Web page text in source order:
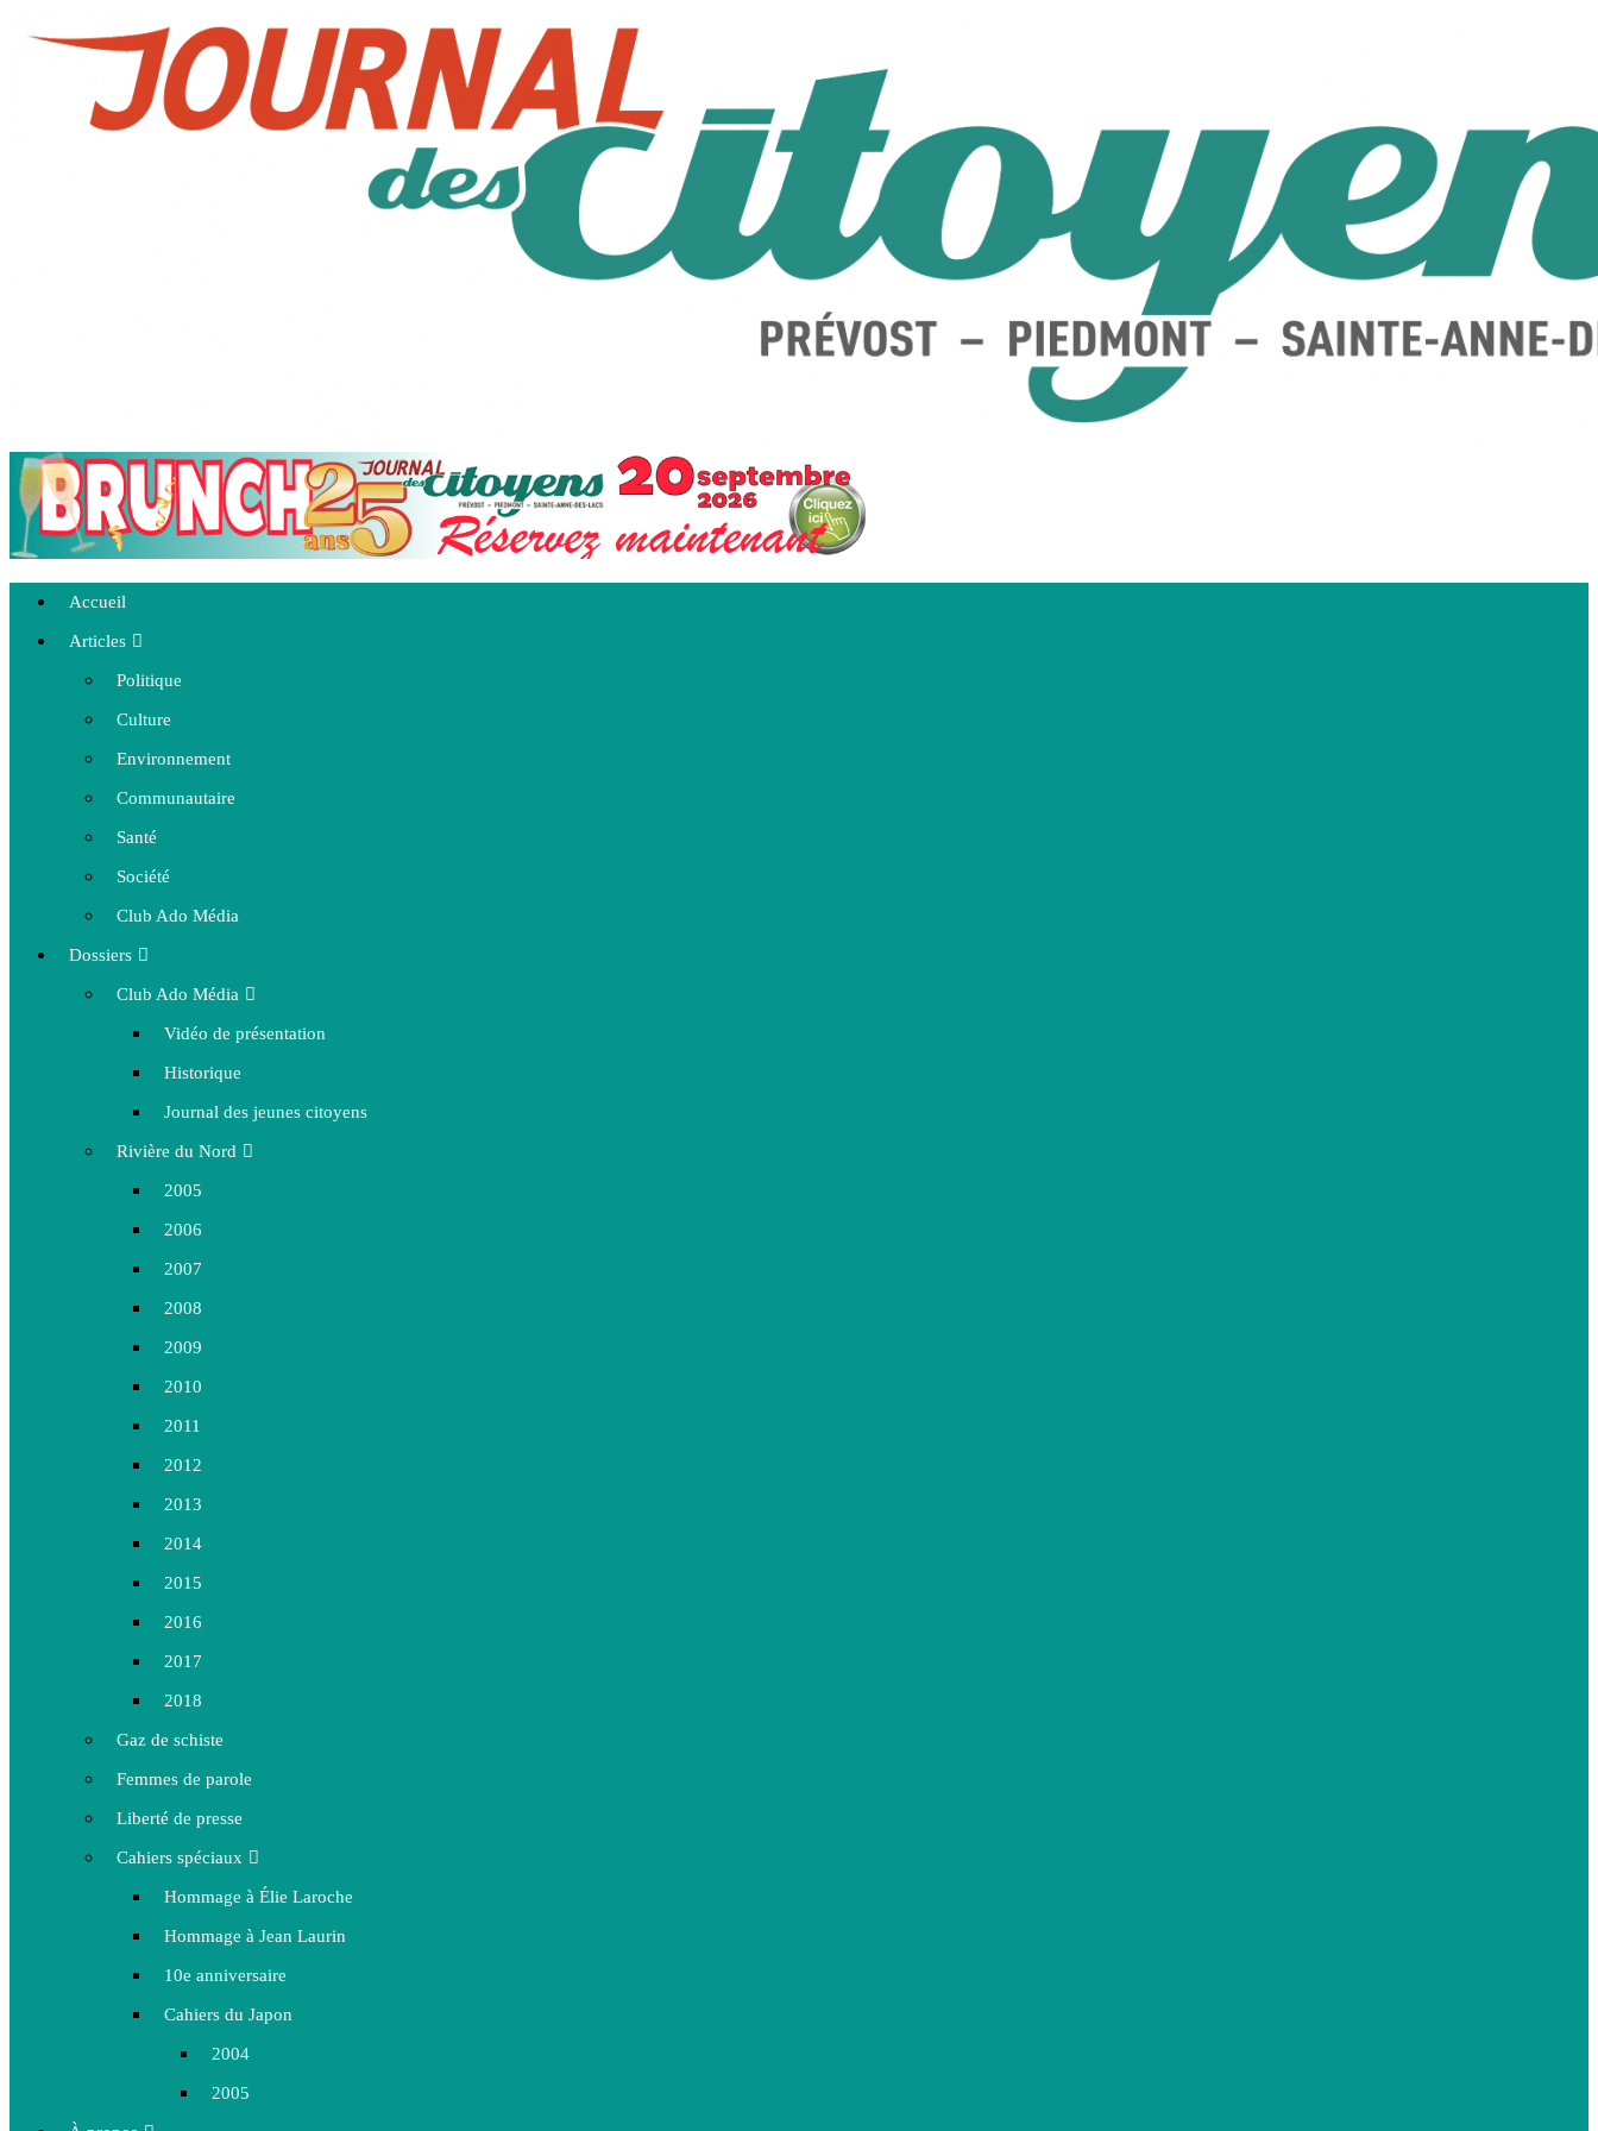
Accueil
Articles
Politique
Culture
Environnement
Communautaire
Santé
Société
Club Ado Média
Dossiers
Club Ado Média
Vidéo de présentation
Historique
Journal des jeunes citoyens
Rivière du Nord
2005
2006
2007
2008
2009
2010
2011
2012
2013
2014
2015
2016
2017
2018
Gaz de schiste
Femmes de parole
Liberté de presse
Cahiers spéciaux
Hommage à Élie Laroche
Hommage à Jean Laurin
10e anniversaire
Cahiers du Japon
2004
2005